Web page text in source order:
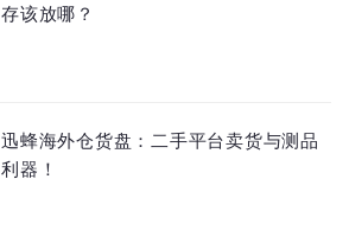
存该放哪？
迅蜂海外仓货盘：二手平台卖货与测品
利器！